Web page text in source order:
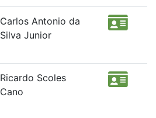
Carlos Antonio da
Silva Junior
Ricardo Scoles
Cano